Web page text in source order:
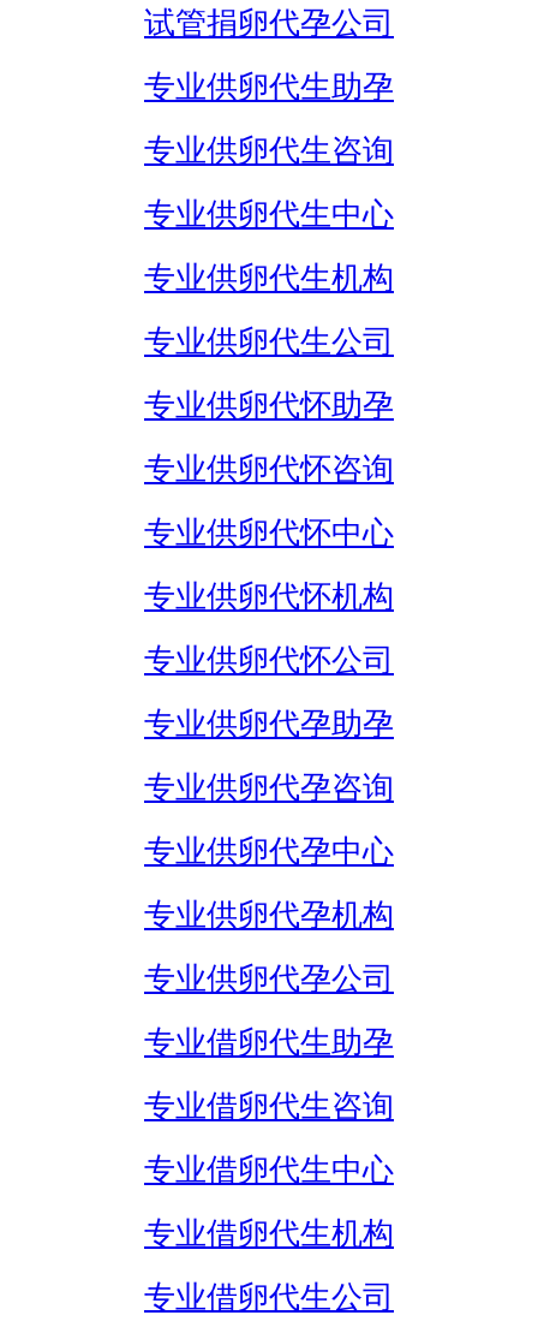
试管捐卵代孕公司
专业供卵代生助孕
专业供卵代生咨询
专业供卵代生中心
专业供卵代生机构
专业供卵代生公司
专业供卵代怀助孕
专业供卵代怀咨询
专业供卵代怀中心
专业供卵代怀机构
专业供卵代怀公司
专业供卵代孕助孕
专业供卵代孕咨询
专业供卵代孕中心
专业供卵代孕机构
专业供卵代孕公司
专业借卵代生助孕
专业借卵代生咨询
专业借卵代生中心
专业借卵代生机构
专业借卵代生公司